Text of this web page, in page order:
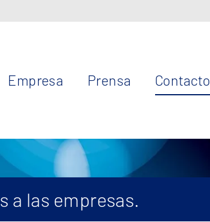
Empresa Prensa Contacto
a las empresas.